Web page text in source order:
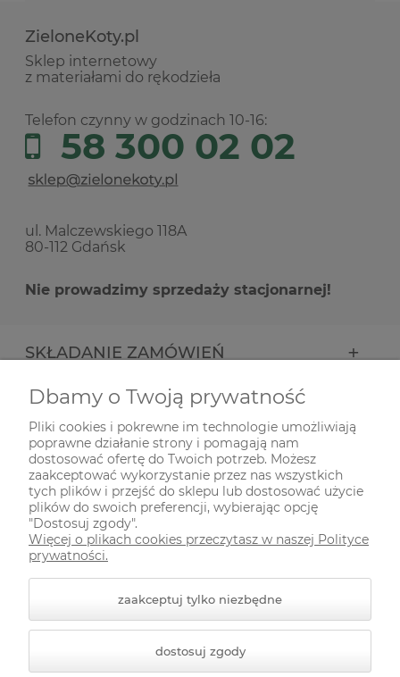
ZieloneKoty.pl
Sklep internetowy
z materiałami do rękodzieła
Telefon czynny w godzinach 10-16:
58 300 02 02
ul. Malczewskiego 118A
80-112 Gdańsk
Nie prowadzimy sprzedaży stacjonarnej!
SKŁADANIE ZAMÓWIEŃ
INFORMACJE
ODWIEDŹ NAS NA
Styl graficzny ShopGadget.pl
Sklep internetowy Shoper
Dbamy o Twoją prywatność
Pliki cookies i pokrewne im technologie umożliwiają
poprawne działanie strony i pomagają nam
dostosować ofertę do Twoich potrzeb. Możesz
zaakceptować wykorzystanie przez nas wszystkich
tych plików i przejść do sklepu lub dostosować użycie
plików do swoich preferencji, wybierając opcję
"Dostosuj zgody".
Więcej o plikach cookies przeczytasz w naszej Polityce
prywatności.
zaakceptuj tylko niezbędne
dostosuj zgody